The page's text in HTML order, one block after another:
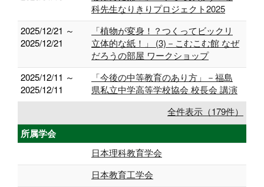
科先生なりきりプロジェクト2025
2025/12/21 ～
2025/12/21
「植物が変身！？つくってビックリ
立体的な紙！」 (3)－こむこむ館 なぜ
だろうの部屋 ワークショップ
2025/12/11 ～
2025/12/11
「今後の中等教育のあり方」－福島
県私立中学高等学校協会 校長会 講演
全件表示（179件）
所属学会
日本理科教育学会
日本教育工学会